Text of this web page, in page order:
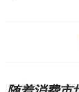
https://